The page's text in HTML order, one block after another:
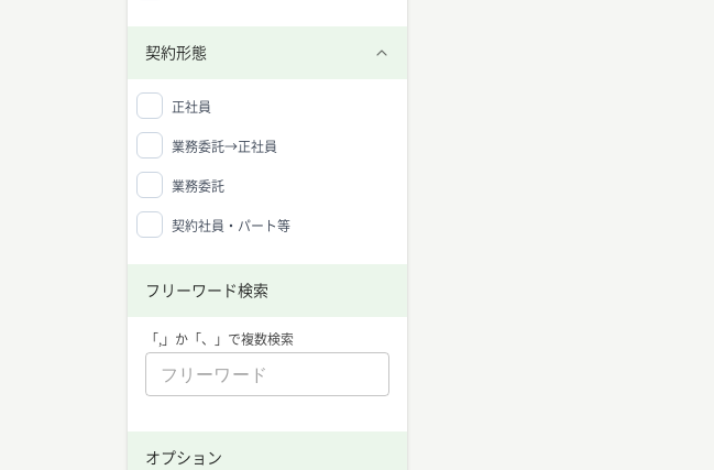
契約形態
正社員
業務委託→正社員
業務委託
契約社員・パート等
フリーワード検索
「,」か「、」で複数検索
オプション